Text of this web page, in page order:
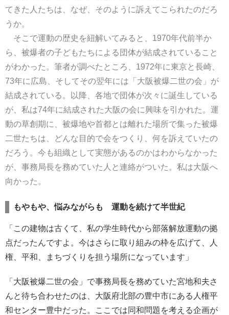
てきた人たちは、なぜ、そのように訴えてこられたのだろ
うか。
そこで運動の歴史を紐解いてみると、1970年代前半か
ら、被爆者の子どもたちによる団体が結成されていること
がわかった。筆者が調べたところ、1972年に東京と長崎、
73年に広島、そしてその翌年には「大阪被爆二世の会」が
結成されている。以降、各地で団体が次々に誕生している
が、私は74年に結成された大阪の会に興味を引かれた。運
動の草創期に、被爆地や首都とは離れた場所で集った被爆
二世たちは、どんな目的で会をつくり、何を訴えていたの
だろう。今も組織として実態があるのかはわからなかった
が、事務局長を務めていた人と連絡がついた。私は大阪へ
向かった。
もやもや、悩みながらも 運動を続けて半世紀
「この建物は古くて、私の学生時代から部落解放運動の拠
点だったんですよ。今はさらに取り組みの枠を広げて、人
権、平和、まちづくりを担う場所になっています」
「大阪被爆二世の会」で事務局長を務めていた宮地和夫さ
んと待ち合わせたのは、大阪府北部の豊中市にある人権平
和センター豊中だった。ここでは同和問題を考える企画が